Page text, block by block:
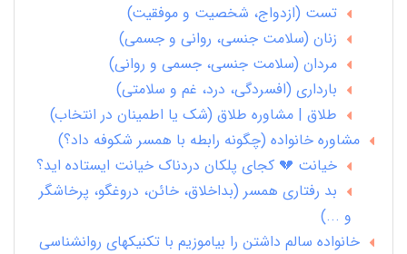
تست (ازدواج، شخصیت و موفقیت)
زنان (سلامت جنسی، روانی و جسمی)
مردان (سلامت جنسی، جسمی و روانی)
بارداری (افسردگی، درد، غم و سلامتی)
طلاق | مشاوره طلاق (شک یا اطمینان در انتخاب)
مشاوره خانواده (چگونه رابطه با همسر شکوفه داد؟)
خیانت 💔 کجای پلکان دردناک خیانت ایستاده اید؟
بد رفتاری همسر (بداخلاق، خائن، دروغگو، پرخاشگر
و ...)
خانواده سالم داشتن را بیاموزیم با تکنیکهای روانشناسی